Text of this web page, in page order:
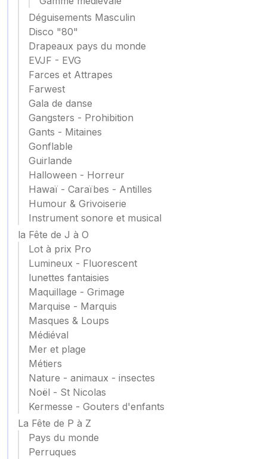
Déguisements Masculin
Disco "80"
Drapeaux pays du monde
EVJF - EVG
Farces et Attrapes
Farwest
Gala de danse
Gangsters - Prohibition
Gants - Mitaines
Gonflable
Guirlande
Halloween - Horreur
Hawaï - Caraïbes - Antilles
Humour & Grivoiserie
Instrument sonore et musical
la Fête de J à O
Lot à prix Pro
Lumineux - Fluorescent
lunettes fantaisies
Maquillage - Grimage
Marquise - Marquis
Masques & Loups
Médiéval
Mer et plage
Métiers
Nature - animaux - insectes
Noël - St Nicolas
Kermesse - Gouters d'enfants
La Fête de P à Z
Pays du monde
Perruques